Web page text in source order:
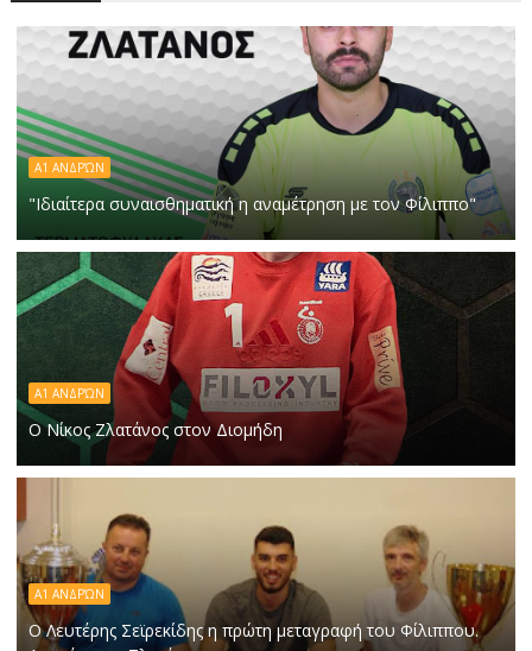
Α1 ΑΝΔΡΏΝ
"Ιδιαίτερα συναισθηματική η αναμέτρηση με τον Φίλιππο"
Α1 ΑΝΔΡΏΝ
Ο Νίκος Ζλατάνος στον Διομήδη
Α1 ΑΝΔΡΏΝ
Ο Λευτέρης Σεϊρεκίδης η πρώτη μεταγραφή του Φίλιππου.